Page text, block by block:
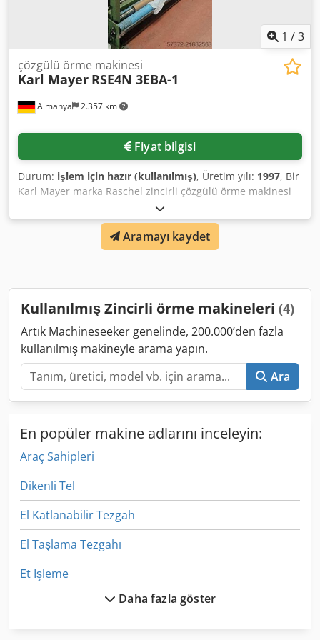
1 /3
Almanya 2.357 km
çözgülü örme makinesi
Karl Mayer RSE4N 3EBA-1
Fiyat bilgisi
Durum: işlem için hazır (kullanılmış), Üretim yılı: 1997, Bir
Karl Mayer marka Raschel zincirli çözgülü örme makinesi
mevcuttur. Çalışma genişliği: 130 inç, incelik: E32, iplik
beslemesi: EBA-1, kaydırıcı çalışma elemanı: C-32-28/P2,
kaydırıcı iğne çalışma elemanı: Spec-38-45 G105, delikli
iğne çalışma elemanı: L-32-93H-0, delici tarak çalışma
4080. Bilgisayar dahildir. Dokümantasyon mevcut. Yerinde
Aramayı kaydet
Kullanılmış Zincirli örme makineleri (4)
Artık Machineseeker genelinde, 200.000’den fazla
kullanılmış makineyle arama yapın.
Ara
En popüler makine adlarını inceleyin:
Araç Sahipleri
Dikenli Tel
El Katlanabilir Tezgah
El Taşlama Tezgahı
Et Işleme
Daha fazla göster